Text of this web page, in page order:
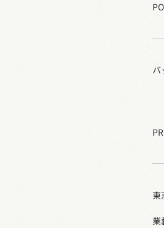
東
業
バ